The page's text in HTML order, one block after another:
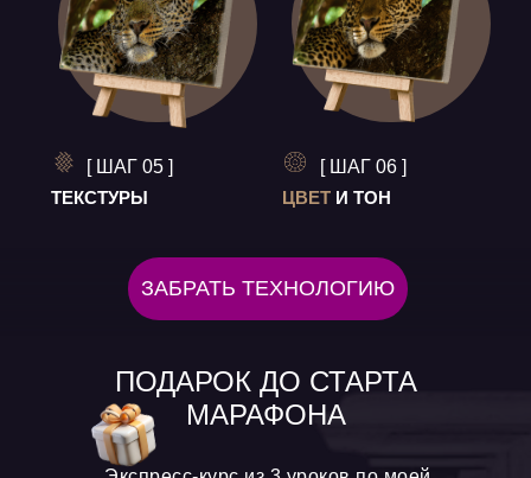
ТЕКСТУРЫ
[ ШАГ 05 ]
ЦВЕТ И ТОН
[ ШАГ 06 ]
ЗАБРАТЬ ТЕХНОЛОГИЮ
ПОДАРОК ДО СТАРТА
МАРАФОНА